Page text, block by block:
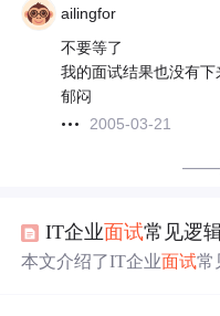
ailingfor
不要等了
我的面试结果也没有下
郁闷
2005-03-21
——
IT企业面试常见逻
本文介绍了IT企业面试常